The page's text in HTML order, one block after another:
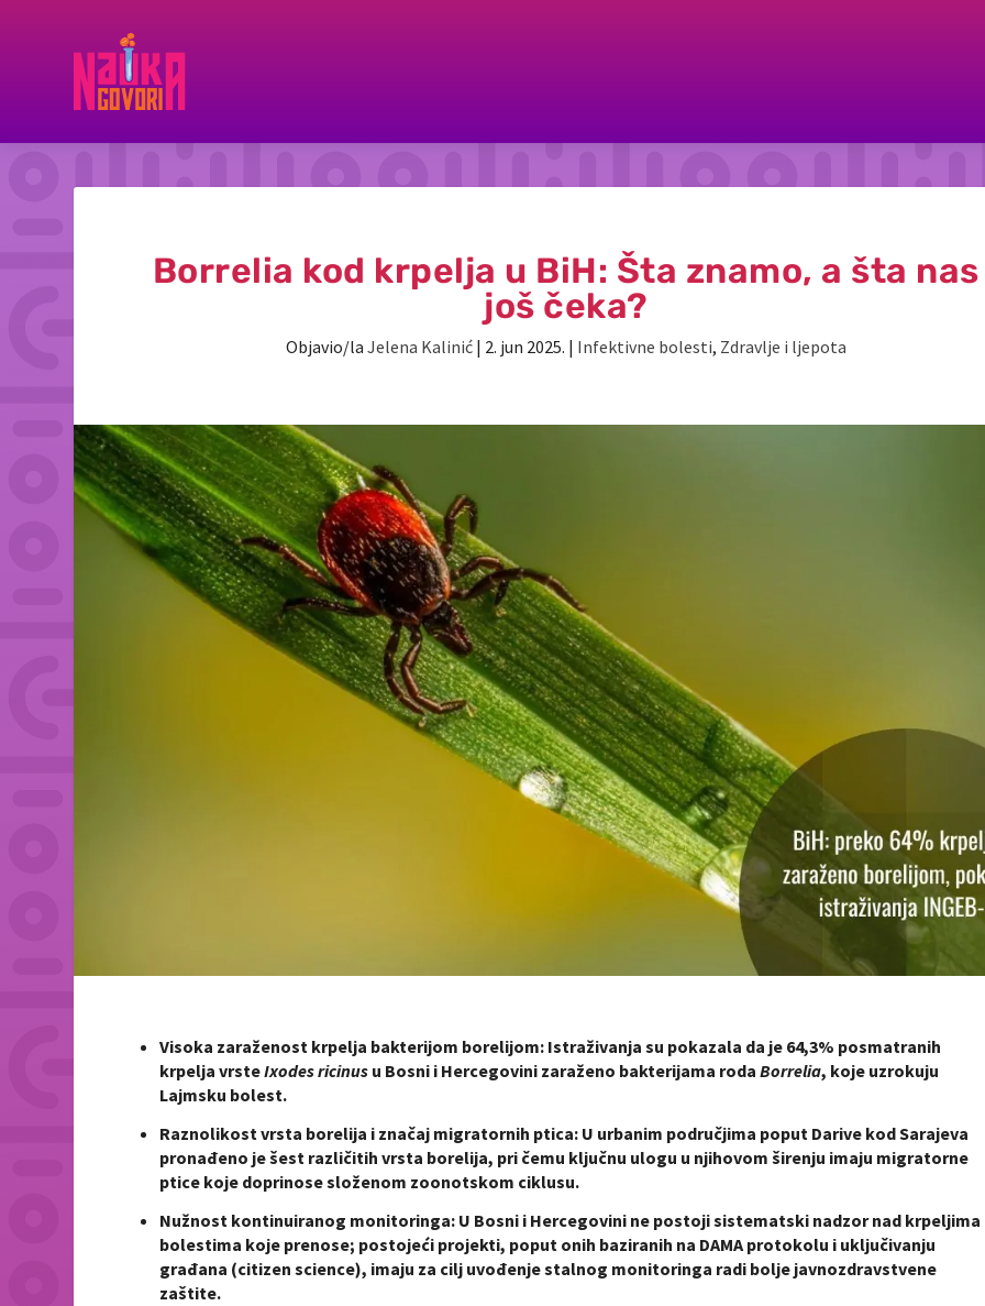
Borrelia kod krpelja u BiH: Šta znamo, a šta nas
još čeka?
Objavio/la Jelena Kalinić| 2. jun 2025. | Infektivne bolesti, Zdravlje i ljepota
Visoka zaraženost krpelja bakterijom borelijom: Istraživanja su pokazala da je 64,3% posmatranih
krpelja vrsteIxodes ricinus u Bosni i Hercegovini zaraženo bakterijama rodaBorrelia, koje uzrokuju
Lajmsku bolest.
Raznolikost vrsta borelija i značaj migratornih ptica: U urbanim područjima poput Darive kod Sarajeva
pronađeno je šest različitih vrsta borelija, pri čemu ključnu ulogu u njihovom širenju imaju migratorne
ptice koje doprinose složenom zoonotskom ciklusu.
Nužnost kontinuiranog monitoringa: U Bosni i Hercegovini ne postoji sistematski nadzor nad krpeljima
bolestima koje prenose; postojeći projekti, poput onih baziranih na DAMA protokolu i uključivanju
građana (citizen science), imaju za cilj uvođenje stalnog monitoringa radi bolje javnozdravstvene
zaštite.